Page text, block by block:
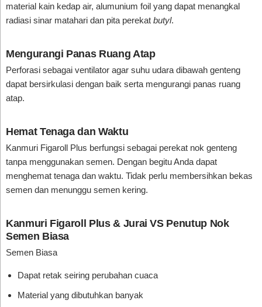
material kain kedap air, alumunium foil yang dapat menangkal
radiasi sinar matahari dan pita perekat butyl.
Mengurangi Panas Ruang Atap
Perforasi sebagai ventilator agar suhu udara dibawah genteng
dapat bersirkulasi dengan baik serta mengurangi panas ruang
atap.
Hemat Tenaga dan Waktu
Kanmuri Figaroll Plus berfungsi sebagai perekat nok genteng
tanpa menggunakan semen. Dengan begitu Anda dapat
menghemat tenaga dan waktu. Tidak perlu membersihkan bekas
semen dan menunggu semen kering.
Kanmuri Figaroll Plus & Jurai VS Penutup Nok
Semen Biasa
Semen Biasa
Dapat retak seiring perubahan cuaca
Material yang dibutuhkan banyak